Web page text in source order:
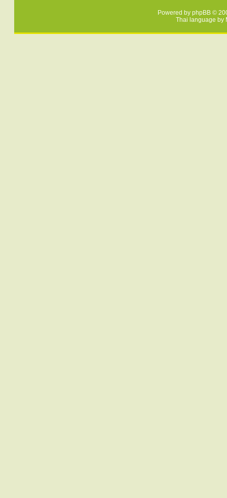
Powered by phpBB ©
Thai language by